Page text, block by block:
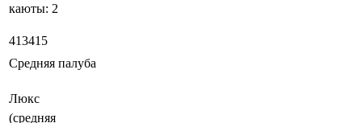
каюты: 2
413415
Средняя палуба
Люкс
(средняя